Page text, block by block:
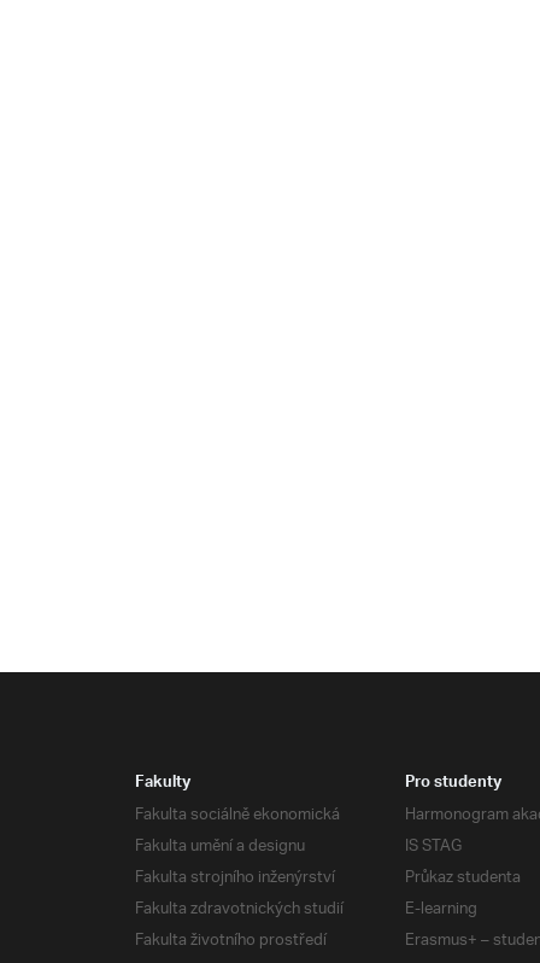
Fakulty
Fakulta sociálně ekonomická
Fakulta umění a designu
Fakulta strojního inženýrství
Fakulta zdravotnických studií
Fakulta životního prostředí
Pro studenty
Harmonogram
IS STAG
Průkaz studenta
E-learning
Erasmus+ –